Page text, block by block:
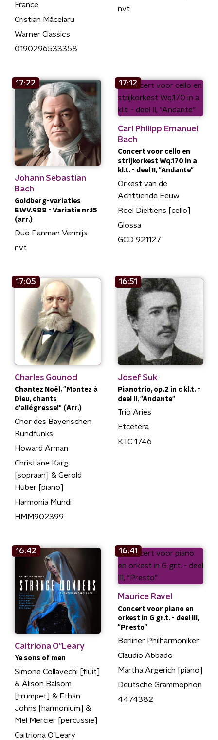
France
Cristian Măcelaru
Warner Classics
0190296533358
nvt
17:22
Johann Sebastian
Bach
Goldberg-variaties
BWV.988 - Variatie nr.15
(arr.)
Duo Panman Vermijs
nvt
17:12
Carl Philipp Emanuel
Bach
Concert voor cello en
strijkorkest Wq.170 in a
kl.t. - deel II, "Andante"
Orkest van de
Achttiende Eeuw
Roel Dieltiens [cello]
Glossa
GCD 921127
17:05
Charles Gounod
Chantez Noël, "Montez à
Dieu, chants
d’allégresse!" (Arr.)
Chor des Bayerischen
Rundfunks
Howard Arman
Christiane Karg
[sopraan] & Gerold
Huber [piano]
Harmonia Mundi
HMM902399
16:51
Josef Suk
Pianotrio, op.2 in c kl.t. -
deel II, "Andante"
Trio Aries
Etcetera
KTC 1746
16:42
Caitriona O''Leary
Ye sons of men
Simone Collavechi [fluit]
& Alison Balsom
[trumpet] & Ethan
Johns [harmonium] &
Mel Mercier [percussie]
Caitriona O'Leary
16:41
Maurice Ravel
Concert voor piano en
orkest in G gr.t. - deel III,
"Presto"
Berliner Philharmoniker
Claudio Abbado
Martha Argerich [piano]
Deutsche Grammophon
4474382